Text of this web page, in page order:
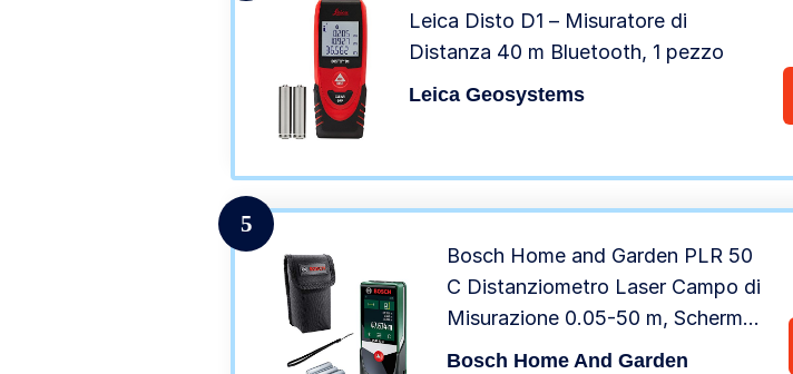
Leica Disto D1 – Misuratore di
Distanza 40 m Bluetooth, 1 pezzo
Leica Geosystems
5
Bosch Home and Garden PLR 50
C Distanziometro Laser Campo di
Misurazione 0.05-50 m, Schermo
Touchscreen, Confezione in
Bosch Home And Garden